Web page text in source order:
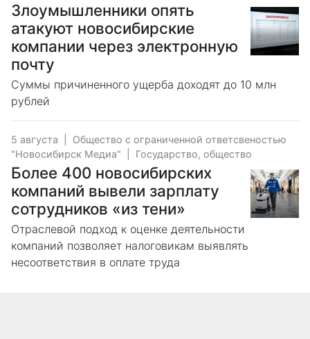
Злоумышленники опять
атакуют новосибирские
компании через электронную
почту
Суммы причиненного ущерба доходят до 10 млн
рублей
5 августа
Общество с ограниченной ответсвеностью
"Новосибирск Медиа"
Государство, общество
Более 400 новосибирских
компаний вывели зарплату
сотрудников «из тени»
Отраслевой подход к оценке деятельности
компаний позволяет налоговикам выявлять
несоответствия в оплате труда